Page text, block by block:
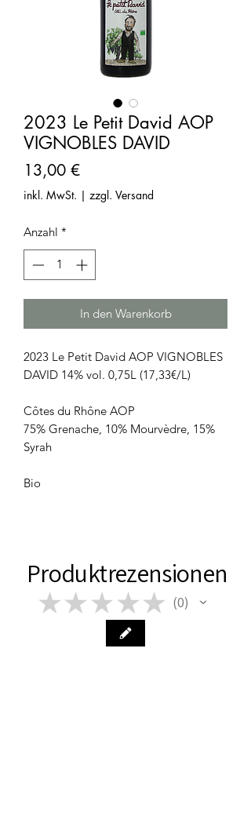
2023 Le Petit David AOP
VIGNOBLES DAVID
13,00 €Preis
inkl. MwSt. | zzgl. Versand
Anzahl *
In den Warenkorb
2023 Le Petit David AOP VIGNOBLES
DAVID 14% vol. 0,75L (17,33€/L)
Côtes du Rhône AOP
75% Grenache, 10% Mourvèdre, 15%
Syrah
Bio
Produktrezensionen
★ ★ ★ ★ ★ 0
0